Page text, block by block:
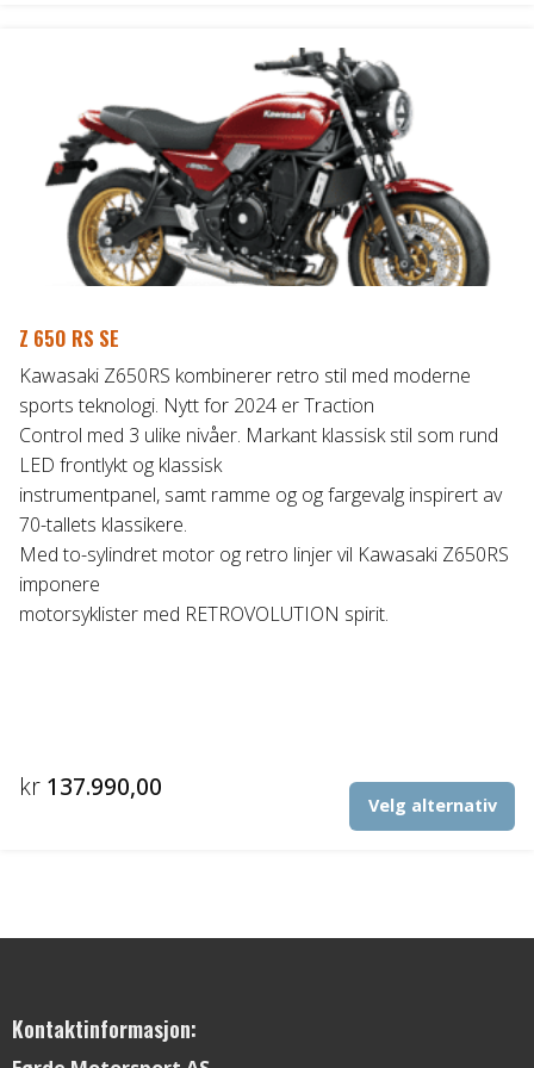
Z 650 RS SE
Kawasaki Z650RS kombinerer retro stil med moderne
sports teknologi. Nytt for 2024 er Traction
Control med 3 ulike nivåer. Markant klassisk stil som rund
LED frontlykt og klassisk
instrumentpanel, samt ramme og og fargevalg inspirert av
70-tallets klassikere.
Med to-sylindret motor og retro linjer vil Kawasaki Z650RS
imponere
motorsyklister med RETROVOLUTION spirit.
kr 137.990,00
Velg alternativ
Kontaktinformasjon: